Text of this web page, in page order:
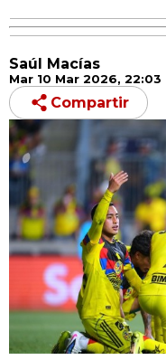
Saúl Macías
Mar 10 Mar 2026, 22:03
Compartir